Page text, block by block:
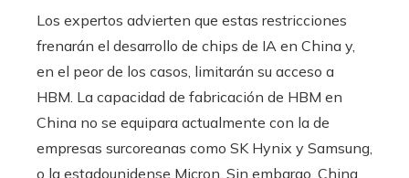
Los expertos advierten que estas restricciones
frenarán el desarrollo de chips de IA en China y,
en el peor de los casos, limitarán su acceso a
HBM. La capacidad de fabricación de HBM en
China no se equipara actualmente con la de
empresas surcoreanas como SK Hynix y Samsung,
o la estadounidense Micron. Sin embargo, China